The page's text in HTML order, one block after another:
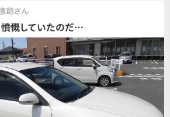
爺さん
と憤慨していたのだ…